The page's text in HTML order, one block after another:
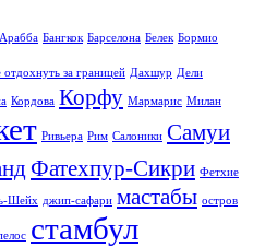
Арабба Бангкок Барселона Белек Бормио
отдохнуть за границей Дахшур Дели
Кордова Корфу Мармарис Милан
Ривьера Рим Салоники Самуи
Фатехпур-Сикри Фетхие
Шейх джип-сафари мастабы остров
стамбул